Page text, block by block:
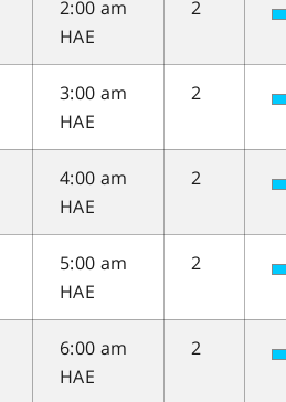
2:00 am
HAE
2
3:00 am
HAE
2
4:00 am
HAE
2
5:00 am
HAE
2
6:00 am
HAE
2